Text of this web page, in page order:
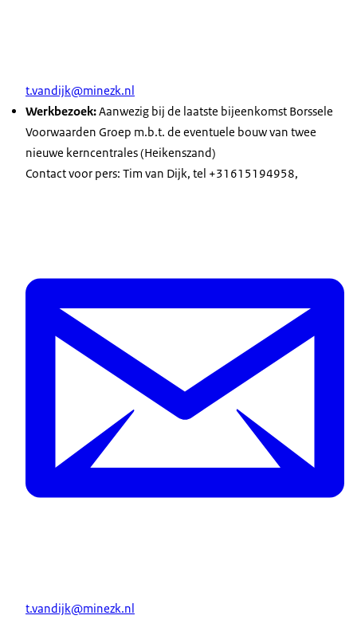
t.vandijk@minezk.nl
Werkbezoek:Aanwezig bij de laatste bijeenkomst Borssele
Voorwaarden Groep m.b.t. de eventuele bouw van twee
nieuwe kerncentrales (Heikenszand)
Contact voor pers: Tim van Dijk, tel +31615194958,
t.vandijk@minezk.nl